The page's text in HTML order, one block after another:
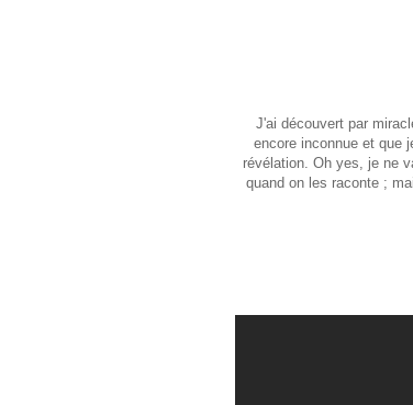
J'ai découvert par
encore inconnue et que
révélation. Oh yes, je ne
quand on les raconte ;